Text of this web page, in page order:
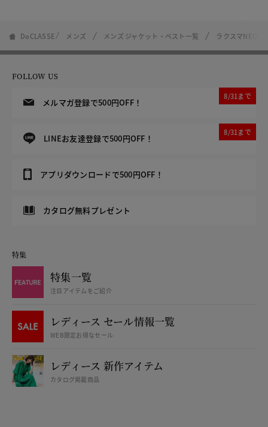
DoCLASSE メンズ メンズ ジャケット・ベスト一覧 ラクスマNEO・
FOLLOW US
メルマガ登録で500円OFF！
8/31まで
LINEお友達登録で500円OFF！
8/31まで
アプリダウンロードで500円OFF！
カタログ無料プレゼント
特集
特集一覧
注目アイテムをご紹介
レディース セール情報一覧
WEB限定お得なセール
レディース 新作アイテム
カタログ掲載商品